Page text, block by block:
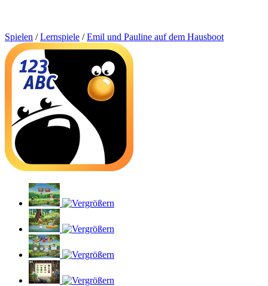
Spielen /Lernspiele /Emil und Pauline auf dem Hausboot